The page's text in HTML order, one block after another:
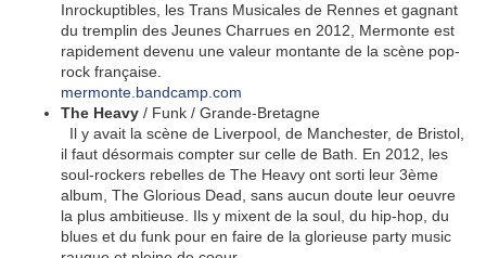
Inrockuptibles, les Trans Musicales de Rennes et gagnant
du tremplin des Jeunes Charrues en 2012, Mermonte est
rapidement devenu une valeur montante de la scène pop-
rock française.
mermonte.bandcamp.com
The Heavy / Funk / Grande-Bretagne
Il y avait la scène de Liverpool, de Manchester, de Bristol,
il faut désormais compter sur celle de Bath. En 2012, les
soul-rockers rebelles de The Heavy ont sorti leur 3ème
album, The Glorious Dead, sans aucun doute leur oeuvre
la plus ambitieuse. Ils y mixent de la soul, du hip-hop, du
blues et du funk pour en faire de la glorieuse party music